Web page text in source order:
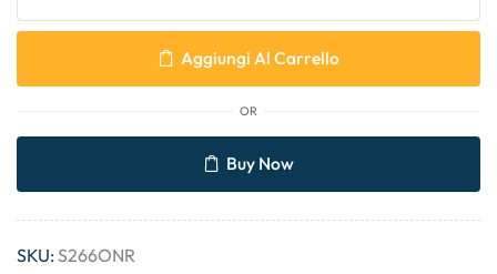
Aggiungi Al Carrello
OR
Buy Now
SKU:S266ONR